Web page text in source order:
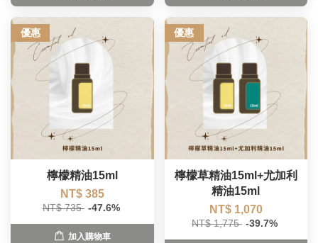
優惠
檸檬精油15ml
NT$ 385
NT$ 735 -47.6%
加入購物車
優惠
檸檬草精油15ml+尤加利
精油15ml
NT$ 1,070
NT$ 1,775 -39.7%